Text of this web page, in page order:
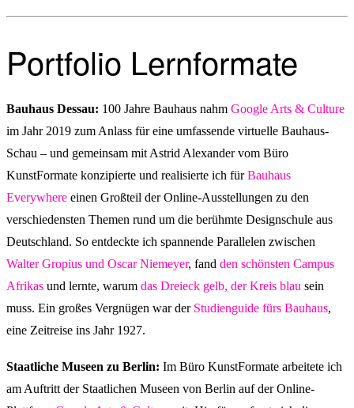
Portfolio Lernformate
Bauhaus Dessau: 100 Jahre Bauhaus nahm Google Arts & Culture
im Jahr 2019 zum Anlass für eine umfassende virtuelle Bauhaus-
Schau – und gemeinsam mit Astrid Alexander vom Büro
KunstFormate konzipierte und realisierte ich fürBauhaus
Everywhere einen Großteil der Online-Ausstellungen zu den
verschiedensten Themen rund um die berühmte Designschule aus
Deutschland. So entdeckte ich spannende Parallelen zwischen
Walter Gropius und Oscar Niemeyer, fand den schönsten Campus
Afrikas und lernte, warum das Dreieck gelb, der Kreis blau sein
muss. Ein großes Vergnügen war der Studienguide fürs Bauhaus,
eine Zeitreise ins Jahr 1927.
Staatliche Museen zu Berlin: Im Büro KunstFormate arbeitete ich
am Auftritt der Staatlichen Museen von Berlin auf der Online-